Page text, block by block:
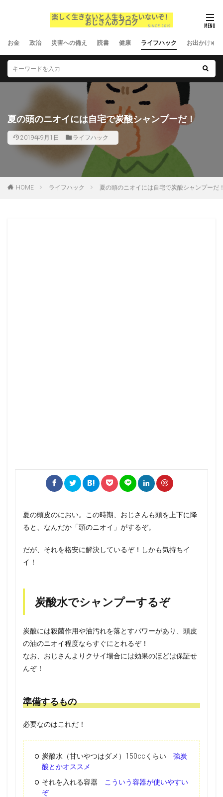
お金 政治 災害への備え 読書 健康 ライフハック お出かけ
夏の頭のニオイには自宅で炭酸シャンプーだ！
2019年9月1日 ライフハック
HOME ライフハック 夏の頭のニオイには自宅で炭酸シャンプーだ
夏の頭皮のにおい。この時期、おじさんも頭を上下に降
ると、なんだか「頭のニオイ」がするぞ。
だが、それを格安に解決しているぞ！しかも気持ちイ
イ！
炭酸水でシャンプーするぞ
炭酸には殺菌作用や油汚れを落とすパワーがあり、頭皮
の油のニオイ程度ならすぐにとれるぞ！
なお、おじさんよりクサイ場合には効果のほどは保証せ
んぞ！
準備するもの
必要なのはこれだ！
炭酸水（甘いやつはダメ）150ccくらい 強炭
酸とかオススメ
それを入れる容器
こういう容器が使いやすい
ぞ